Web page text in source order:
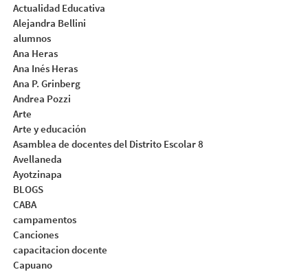
Actualidad Educativa
Alejandra Bellini
alumnos
Ana Heras
Ana Inés Heras
Ana P. Grinberg
Andrea Pozzi
Arte
Arte y educación
Asamblea de docentes del Distrito Escolar 8
Avellaneda
Ayotzinapa
BLOGS
CABA
campamentos
Canciones
capacitacion docente
Capuano